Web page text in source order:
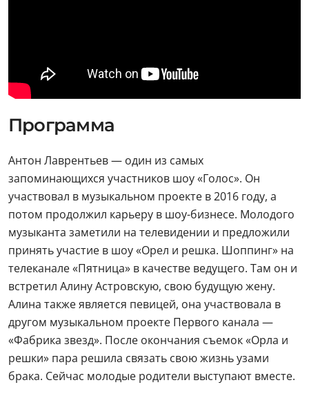
Программа
Антон Лаврентьев — один из самых
запоминающихся участников шоу «Голос». Он
участвовал в музыкальном проекте в 2016 году, а
потом продолжил карьеру в шоу-бизнесе. Молодого
музыканта заметили на телевидении и предложили
принять участие в шоу «Орел и решка. Шоппинг» на
телеканале «Пятница» в качестве ведущего. Там он и
встретил Алину Астровскую, свою будущую жену.
Алина также является певицей, она участвовала в
другом музыкальном проекте Первого канала —
«Фабрика звезд». После окончания съемок «Орла и
решки» пара решила связать свою жизнь узами
брака. Сейчас молодые родители выступают вместе.